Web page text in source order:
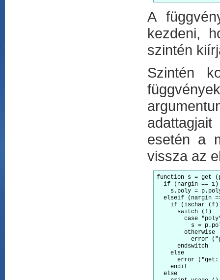
A
kezdeni,
szintén
Szintén
esetén a
vissza az
function s = get
  if (nargin == 1)
s.poly =
elseif (nargin
if (ischar
      switch (f)
case
s =
        otherwise
error
      endswitch
    else
error
    endif
  else